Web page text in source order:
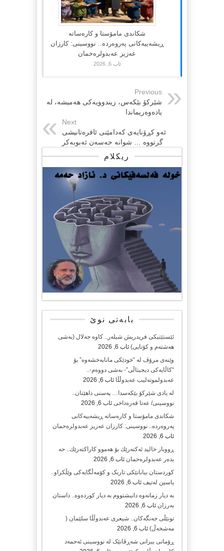
شکاندی مامۆستا و کارەساتە
ڕیشەییەکانی پەروەردە.. نووسینی: کارزان
عەزیز عەبدولرەحمان
ئاب 6, 2026
Previous
شێرکۆ بێکەس، زیندوویەکی هەمیشە، لە
یادەوەریماندا
Next
ئەو کڕۆنایەی کەدامێنی ئافرەتانیشی
گرتووە … شوانە حەسەن ئەبوبەکر
ریکلام
بابەتی نوێ
ئێستێتیکی فریدریش شیلەر.. کاوە جەلال (بەشی
هەشتەم و کۆتایی) ئاب 6, 2026
وێنەی مرۆڤ لە “خودێکی مانابەخشەوە” بۆ
“کاڵایەکی دیجیتاڵی”- بەشی دووەم-..
عەبدولموتەلیب عەبدوڵڵا ئاب 6, 2026
لە یادی شێرکۆ بێکەسدا… پەسنی داهێنان..
نووسینی/ عەتا قەرەداخی ئاب 6, 2026
شکاندی مامۆستا و کارەساتە ڕیشەییەکانی
پەروەردە.. نووسینی: کارزان عەزیز عەبدولرەحمان
ئاب 6, 2026
ڕووبار خالید ئەكتەرێك بۆ هەموو كاراكتەرێك.. حه
یدەر عەبدولرەحمان ئاب 6, 2026
کوردستان بیابانێکی تاریک و کۆمەڵگایەکی وێڵکراو..
یاسین لەتیف ئاب 6, 2026
بە دیار زمانەوە دانیشتووم بە دیار کوردەوە.. داستان
بەرزان ئاب 6, 2026
تونێڵی جەنگەکان.. شیعری عەبدوڵڵا سلێمان (
مەشخەڵ) ئاب 6, 2026
ڕۆمانی بیرانی شەڕڤانێک لە نووسینی ئەحمەد